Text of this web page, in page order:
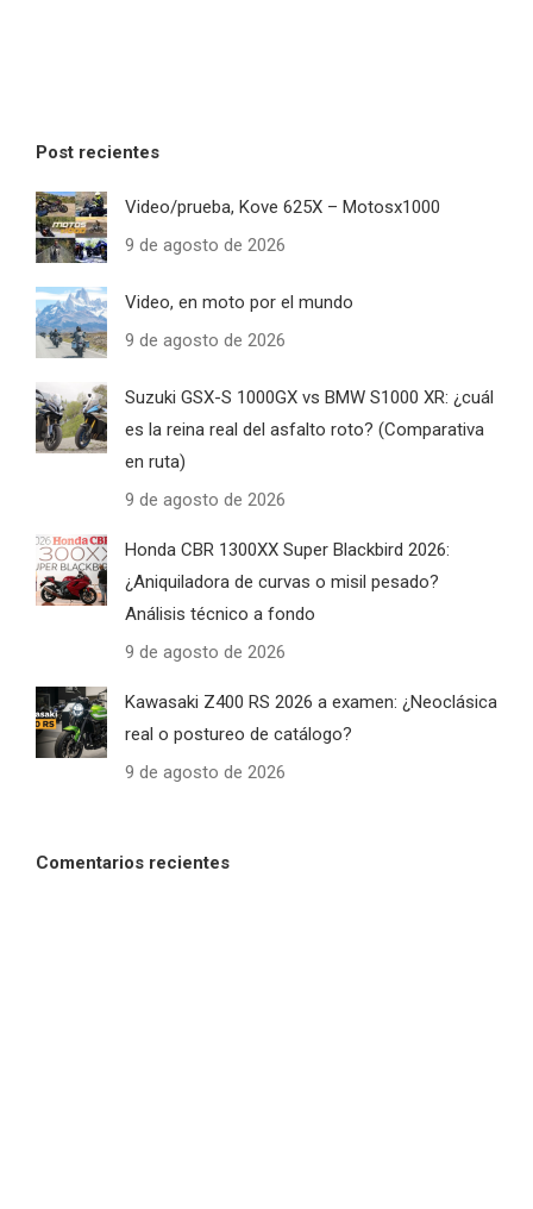
Post recientes
Video/prueba, Kove 625X – Motosx1000
9 de agosto de 2026
Video, en moto por el mundo
9 de agosto de 2026
Suzuki GSX-S 1000GX vs BMW S1000 XR: ¿cuál
es la reina real del asfalto roto? (Comparativa
en ruta)
9 de agosto de 2026
Honda CBR 1300XX Super Blackbird 2026:
¿Aniquiladora de curvas o misil pesado?
Análisis técnico a fondo
9 de agosto de 2026
Kawasaki Z400 RS 2026 a examen: ¿Neoclásica
real o postureo de catálogo?
9 de agosto de 2026
Comentarios recientes